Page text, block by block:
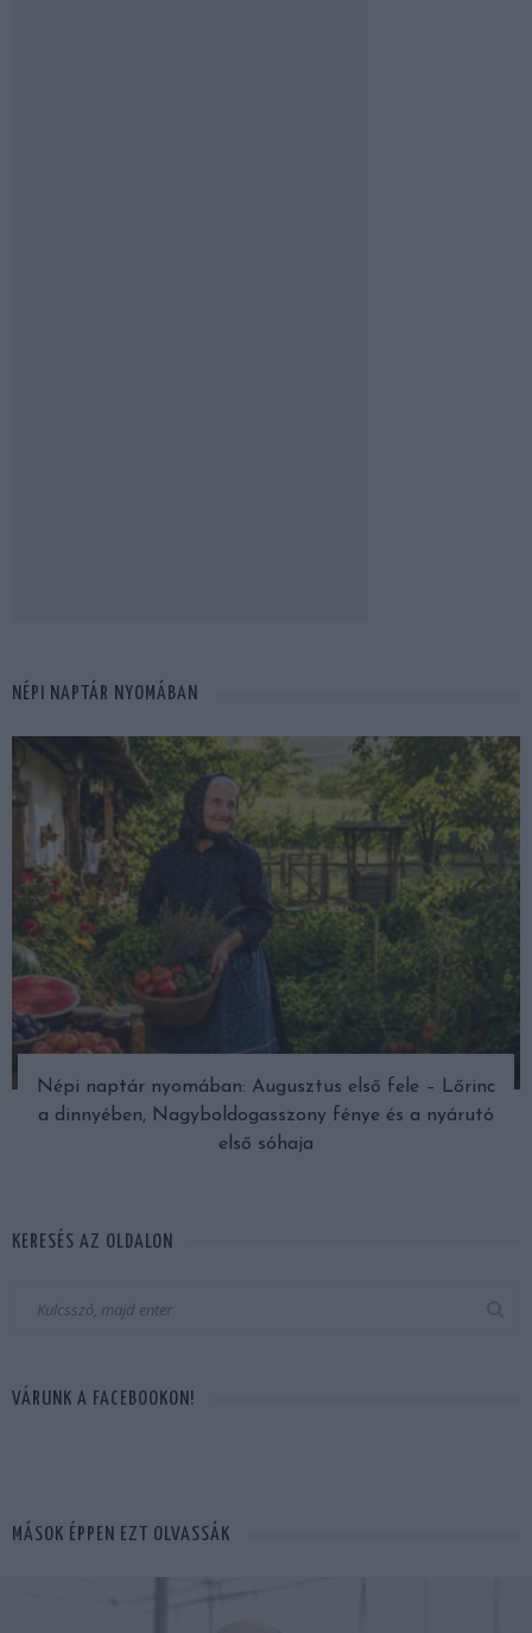
NÉPI NAPTÁR NYOMÁBAN
Népi naptár nyomában: Augusztus első fele – Lőrinc
a dinnyében, Nagyboldogasszony fénye és a nyárutó
első sóhaja
KERESÉS AZ OLDALON
VÁRUNK A FACEBOOKON!
MÁSOK ÉPPEN EZT OLVASSÁK